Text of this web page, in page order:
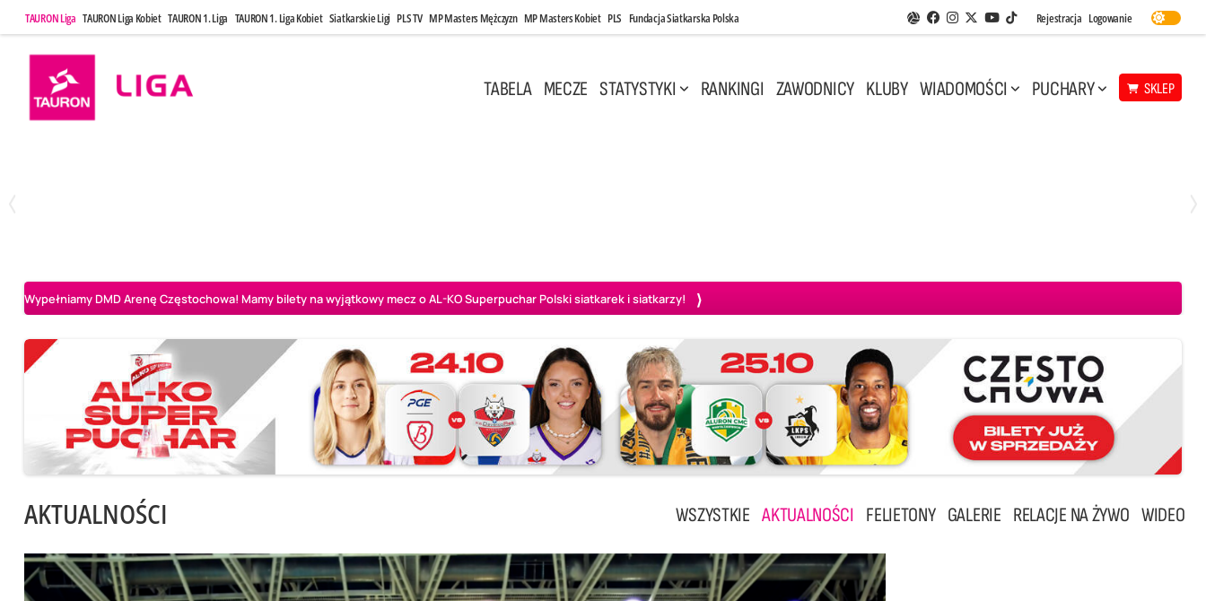
TAURON Liga TAURON Liga Kobiet TAURON 1. Liga TAURON 1. Liga Kobiet Siatkarskie Ligi PLS TV MP Masters Mężczyzn MP Masters Kobiet PLS Fundacja Siatkarska Polska Aplikacja Siatkarskie Ligi
Facebook
Instagram
Twitter
Youtube
TikTok
Rejestracja Logowanie
TABELA MECZE STATYSTYKI RANKINGI ZAWODNICY KLUBY WIADOMOŚCI PUCHARY SKLEP
Wypełniamy DMD Arenę Częstochowa! Mamy bilety na wyjątkowy mecz o AL-KO Superpuchar Polski siatkarek i siatkarzy!
AKTUALNOŚCI WSZYSTKIE AKTUALNOŚCI FELIETONY GALERIE RELACJE NA ŻYWO WIDEO